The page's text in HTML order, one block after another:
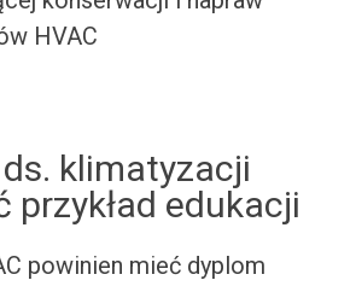
HVAC
klimatyzacji
przykład edukacji
powinien mieć dyplom